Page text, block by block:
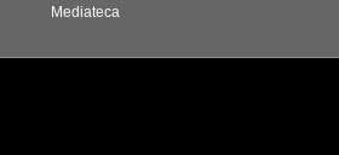
Mediateca